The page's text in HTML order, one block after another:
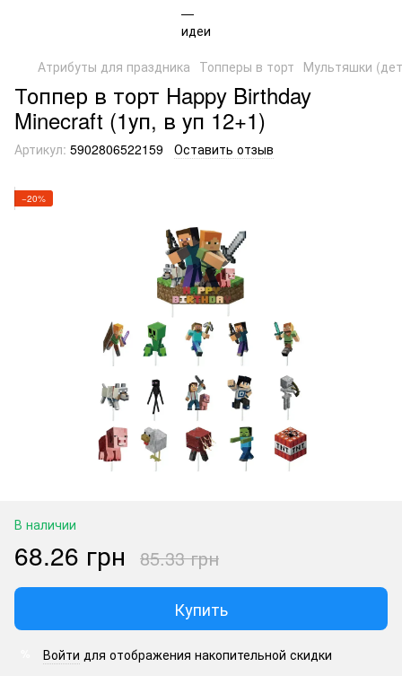
Атрибуты для праздника Топперы в торт Мультяшки
Топпер в торт Happy Birthday
Minecraft (1уп, в уп 12+1)
Артикул: 5902806522159 Оставить отзыв
−20%
В наличии
68.26 грн 85.33 грн
Купить
Войти для отображения накопительной скидки